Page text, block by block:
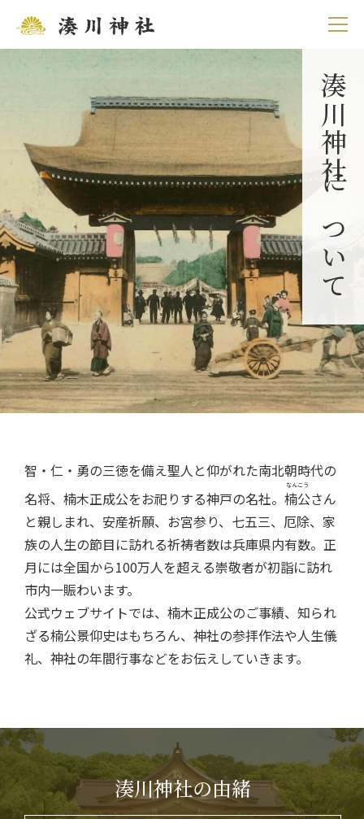
湊川神社について
智・仁・勇の三徳を備え聖人と仰がれた南北朝時代の
名将、楠木正成公をお祀りする神戸の名社。 楠公
なんこう
さん
と親しまれ、安産祈願、お宮参り、七五三、厄除、 家
族の人生の節目に訪れる祈祷者数は兵庫県内有数。 正
月には全国から100万人を超える崇敬者が初詣に訪れ
市内一賑わいます。
公式ウェブサイトでは、楠木正成公のご事績、知られ
ざる楠公景仰史はもちろん、 神社の参拝作法や人生儀
礼、神社の年間行事などをお伝えしていきます。
湊川神社の由緒